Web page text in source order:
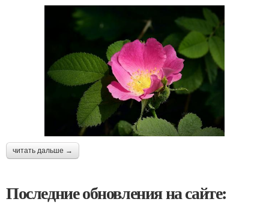
читать дальше →
Последние обновления на сайте: